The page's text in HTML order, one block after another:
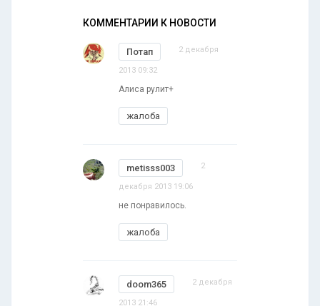
КОММЕНТАРИИ К НОВОСТИ
Потап 2 декабря
2013 09:32
Алиса рулит+
жалоба
metisss003 2
декабря 2013 19:06
не понравилось.
жалоба
doom365 2 декабря
2013 21:46